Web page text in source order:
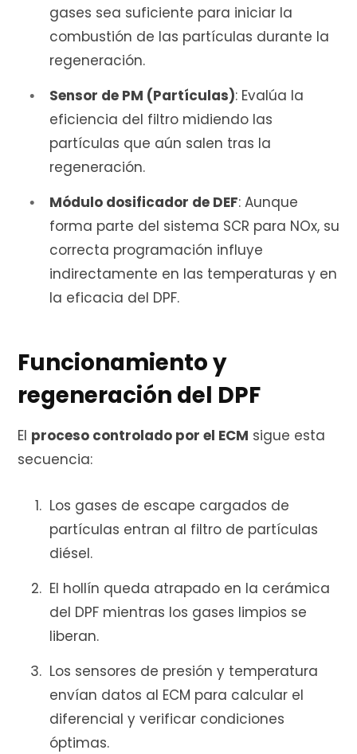
gases sea suficiente para iniciar la
combustión de las partículas durante la
regeneración.
Sensor de PM (Partículas): Evalúa la
eficiencia del filtro midiendo las
partículas que aún salen tras la
regeneración.
Módulo dosificador de DEF: Aunque
forma parte del sistema SCR para NOx, su
correcta programación influye
indirectamente en las temperaturas y en
la eficacia del DPF.
Funcionamiento y
regeneración del DPF
El proceso controlado por el ECM sigue esta
secuencia:
Los gases de escape cargados de
partículas entran al filtro de partículas
diésel.
El hollín queda atrapado en la cerámica
del DPF mientras los gases limpios se
liberan.
Los sensores de presión y temperatura
envían datos al ECM para calcular el
diferencial y verificar condiciones
óptimas.